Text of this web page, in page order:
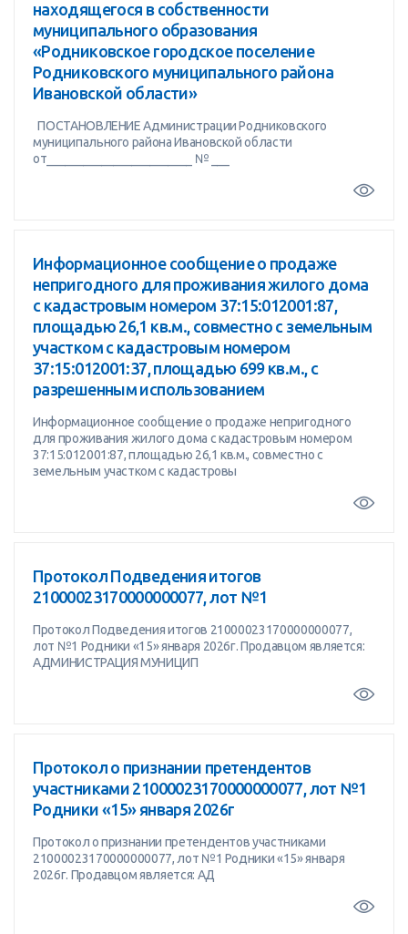
находящегося в собственности
муниципального образования
«Родниковское городское поселение
Родниковского муниципального района
Ивановской области»
ПОСТАНОВЛЕНИЕ Администрации Родниковского
муниципального района Ивановской области
от________________________ № ___
Информационное сообщение о продаже
непригодного для проживания жилого дома
с кадастровым номером 37:15:012001:87,
площадью 26,1 кв.м., совместно с земельным
участком с кадастровым номером
37:15:012001:37, площадью 699 кв.м., с
разрешенным использованием
Информационное сообщение о продаже непригодного
для проживания жилого дома с кадастровым номером
37:15:012001:87, площадью 26,1 кв.м., совместно с
земельным участком с кадастровы
Протокол Подведения итогов
21000023170000000077, лот №1
Протокол Подведения итогов 21000023170000000077,
лот №1 Родники «15» января 2026г. Продавцом является:
АДМИНИСТРАЦИЯ МУНИЦИП
Протокол о признании претендентов
участниками 21000023170000000077, лот №1
Родники «15» января 2026г
Протокол о признании претендентов участниками
21000023170000000077, лот №1 Родники «15» января
2026г. Продавцом является: АД